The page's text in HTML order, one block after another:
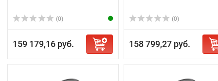
(0)
159 179,16 руб.
(0)
158 799,27 руб.